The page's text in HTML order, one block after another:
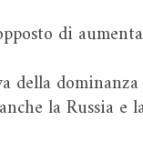
di
dominanza
la Russia e